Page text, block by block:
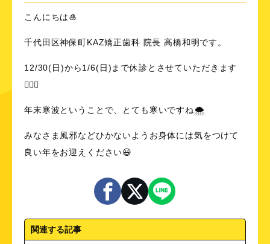
こんにちは🎍
千代田区神保町KAZ矯正歯科 院長 高橋和明です。
12/30(日)から1/6(日)まで休診とさせていただきます
💁🏻‍♂️
年末寒波ということで、とても寒いですね🌨
みなさま風邪などひかないようお身体には気をつけて
良い年をお迎えください😃
関連する記事